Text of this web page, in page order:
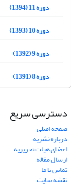
دوره 11 (1394)
دوره 10 (1393)
دوره 9 (1392)
دوره 8 (1391)
دسترسی سریع
صفحه اصلی
درباره نشریه
اعضای هیات تحریریه
ارسال مقاله
تماس با ما
نقشه سایت